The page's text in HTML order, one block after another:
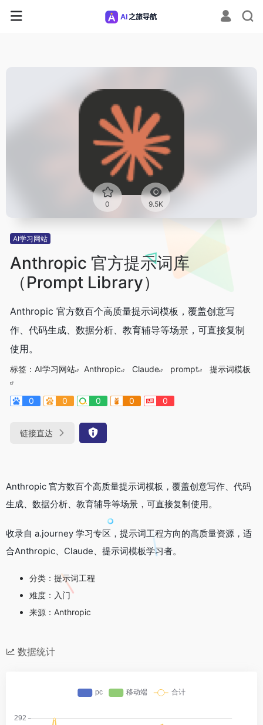
0 9.5K
AI学习网站
Anthropic 官方提示词库
（Prompt Library）
Anthropic 官方数百个高质量提示词模板，覆盖创意写
作、代码生成、数据分析、教育辅导等场景，可直接复制
使用。
标签： AI学习网站 Anthropic Claude prompt 提示词模板
0 0 0 0 0
链接直达
Anthropic 官方数百个高质量提示词模板，覆盖创意写作、代码
生成、数据分析、教育辅导等场景，可直接复制使用。
收录自 a.journey 学习专区，提示词工程方向的高质量资源，适
合Anthropic、Claude、提示词模板学习者。
分类：提示词工程
难度：入门
来源：Anthropic
数据统计